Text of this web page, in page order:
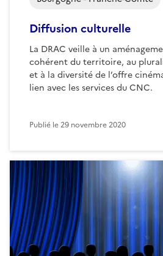
Diffusion culturelle
La DRAC veille à un
cohérent du territoire, au
et à la diversité de l’offre
lien avec les services du CNC.
Publié le29 novembre 2020